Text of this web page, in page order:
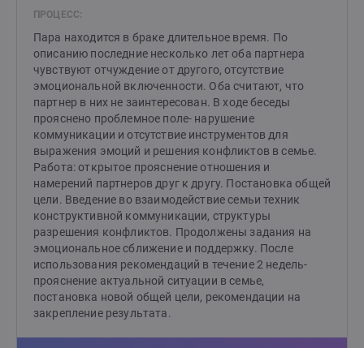
ПРОЦЕСС:
Пара находится в браке длительное время. По
описанию последние несколько лет оба партнера
чувствуют отчуждение от другого, отсутствие
эмоциональной включенности. Оба считают, что
партнер в них не заинтересован. В ходе беседы
прояснено проблемное поле- нарушение
коммуникации и отсутствие инструментов для
выражения эмоций и решения конфликтов в семье.
Работа: открытое прояснение отношения и
намерений партнеров друг к другу. Постановка общей
цели. Введение во взаимодействие семьи техник
конструктивной коммуникации, структуры
разрешения конфликтов. Продолжены задания на
эмоциональное сближение и поддержку. После
использования рекомендаций в течение 2 недель-
прояснение актуальной ситуации в семье,
постановка новой общей цели, рекомендации на
закрепление результата.